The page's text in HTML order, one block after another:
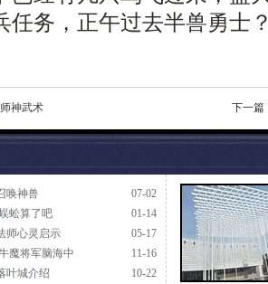
任务，正午过去半兽勇士
神武术 下一篇
07-02
唤神兽
01-14
蚣算了吧
05-17
师心灵启示
11-16
魔将军脑海中
10-22
叶城介绍